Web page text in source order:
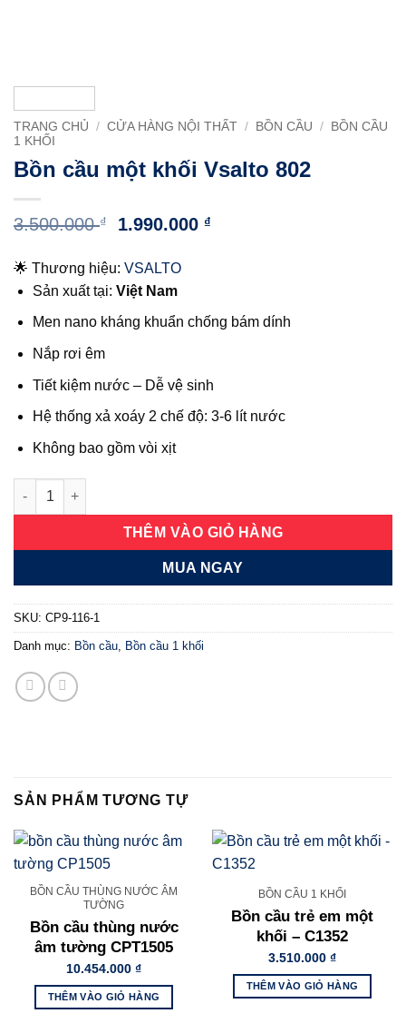
TRANG CHỦ / CỬA HÀNG NỘI THẤT / BỒN CẦU /
BỒN CẦU
1 KHỐI
Bồn cầu một khối Vsalto 802
3.500.000₫
Giá
là:
3.500.000 ₫.
1.990.000 ₫
🌟 Thương hiệu: VSALTO
Sản xuất tại: Việt Nam
Men nano kháng khuẩn chống bám dính
Nắp rơi êm
Tiết kiệm nước – Dễ vệ sinh
Hệ thống xả xoáy 2 chế độ: 3-6 lít nước
Không bao gồm vòi xịt
Bồn cầu một khối Vsalto 802 số lượng
THÊM VÀO GIỎ HÀNG
MUA NGAY
SKU: CP9-116-1
Danh mục: Bồn cầu, Bồn cầu 1 khối
SẢN PHẨM TƯƠNG TỰ
BỒN CẦU THÙNG NƯỚC ÂM
TƯỜNG
Bồn cầu thùng nước
âm tường CPT1505
10.454.000 ₫
THÊM VÀO GIỎ HÀNG
BỒN CẦU 1 KHỐI
Bồn cầu trẻ em một
khối – C1352
3.510.000 ₫
THÊM VÀO GIỎ HÀNG